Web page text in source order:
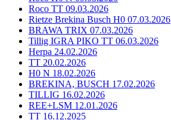
Roco TT 09.03.2026
Rietze Brekina Busch H0 07.03.2026
BRAWA TRIX 07.03.2026
Tillig IGRA PIKO TT 06.03.2026
Herpa 24.02.2026
TT 20.02.2026
H0 N 18.02.2026
BREKINA, BUSCH 17.02.2026
TILLIG 16.02.2026
REE+LSM 12.01.2026
TT 16.12.2025